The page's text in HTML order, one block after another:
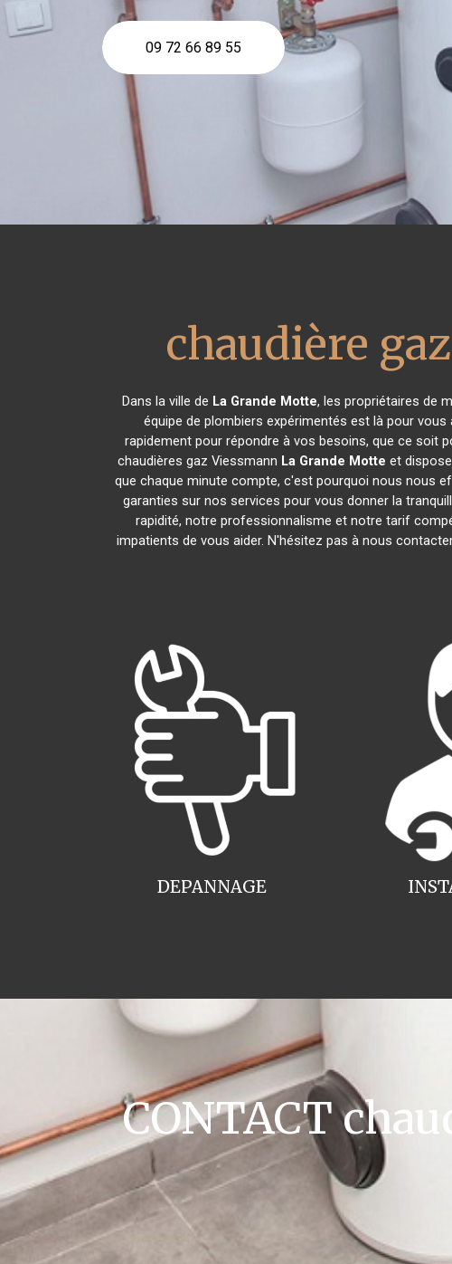
09 72 66 89 55
chaudière
Dans la ville de La Grande Motte, les propriétaires de
équipe de plombiers expérimentés est là pour
rapidement pour répondre à vos besoins, que ce soit
chaudières gaz Viessmann La Grande Motte et
que chaque minute compte, c'est pourquoi nous nous
garanties sur nos services pour vous donner la
rapidité, notre professionnalisme et notre tarif
impatients de vous aider. N'hésitez pas à nous
DEPANNAGE
CONTACT